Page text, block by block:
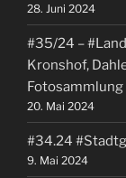
28. Juni 2024
#35/24 –
Kronshof,
Fotosammlung
20. Mai 2024
#34.24
9. Mai 2024